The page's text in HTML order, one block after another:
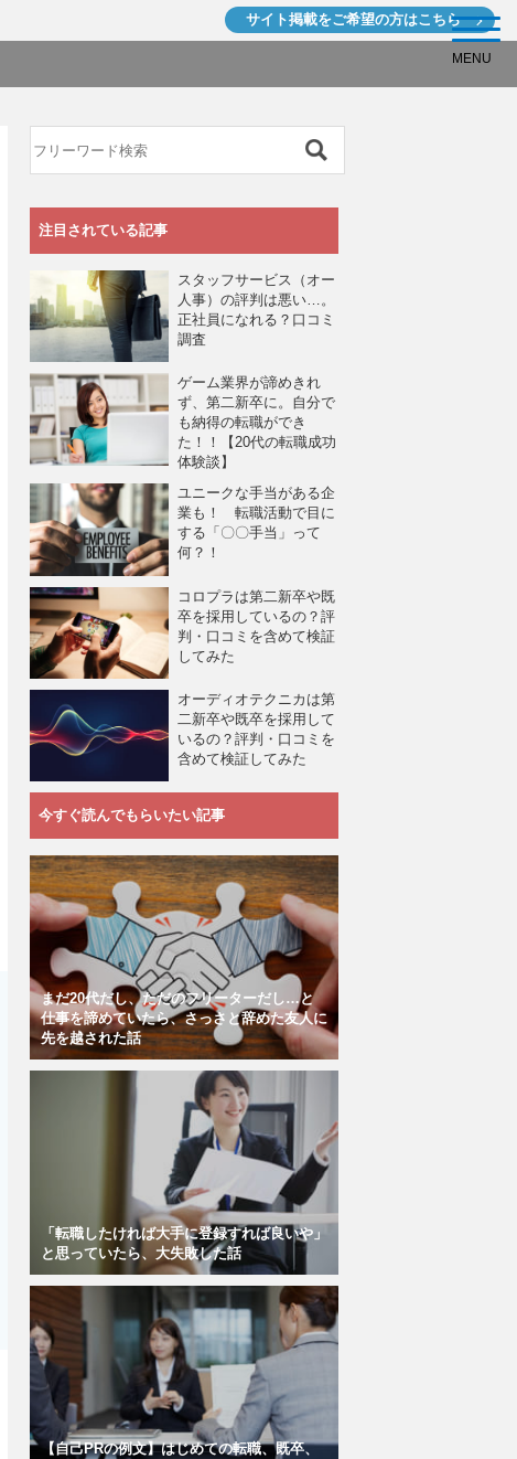
サイト掲載をご希望の方はこちら
MENU
注目されている記事
スタッフサービス（オー
人事）の評判は悪い…。
正社員になれる？口コミ
調査
ゲーム業界が諦めきれ
ず、第二新卒に。自分で
も納得の転職ができ
た！！【20代の転職成功
体験談】
ユニークな手当がある企
業も！ 転職活動で目に
する「〇〇手当」って
何？！
コロプラは第二新卒や既
卒を採用しているの？評
判・口コミを含めて検証
してみた
オーディオテクニカは第
二新卒や既卒を採用して
いるの？評判・口コミを
含めて検証してみた
今すぐ読んでもらいたい記事
まだ20代だし、ただのフリーターだし…と
仕事を諦めていたら、さっさと辞めた友人に
先を越された話
「転職したければ大手に登録すれば良いや」
と思っていたら、大失敗した話
【自己PRの例文】はじめての転職、既卒、